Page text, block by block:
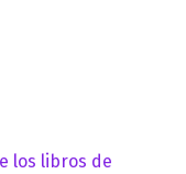
los libros de